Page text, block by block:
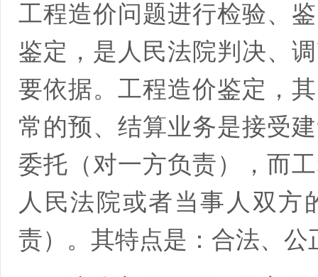
工程造价问题进行检验、
鉴定，是人民法院判决、
要依据。工程造价鉴定，
常的预、结算业务是接受
委托（对一方负责），而
人民法院或者当事人双方
责）。其特点是：合法、公